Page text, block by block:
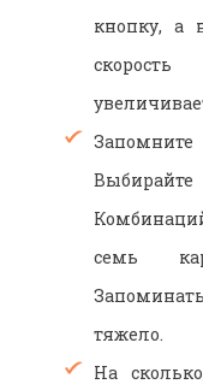
кнопку, а
семь
тяжело.
На